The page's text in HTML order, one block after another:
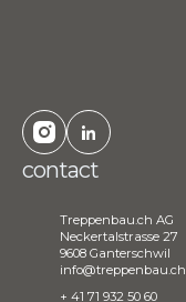
contact
Treppenbau.ch AG
Neckertalstrasse 27
9608 Ganterschwil
info@treppenbau.ch
+ 41 71 932 50 60